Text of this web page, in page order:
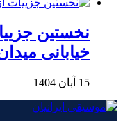
نخستین
خیابانی
15 آبان 1404